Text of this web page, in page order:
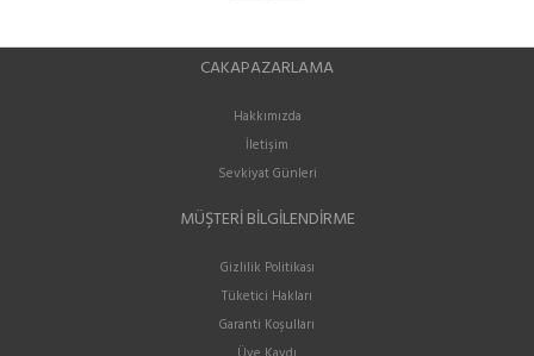
CAKAPAZARLAMA
Hakkımızda
İletişim
Sevkiyat Günleri
MÜŞTERI BILGILENDIRME
Gizlilik Politikası
Tüketici Hakları
Garanti Koşulları